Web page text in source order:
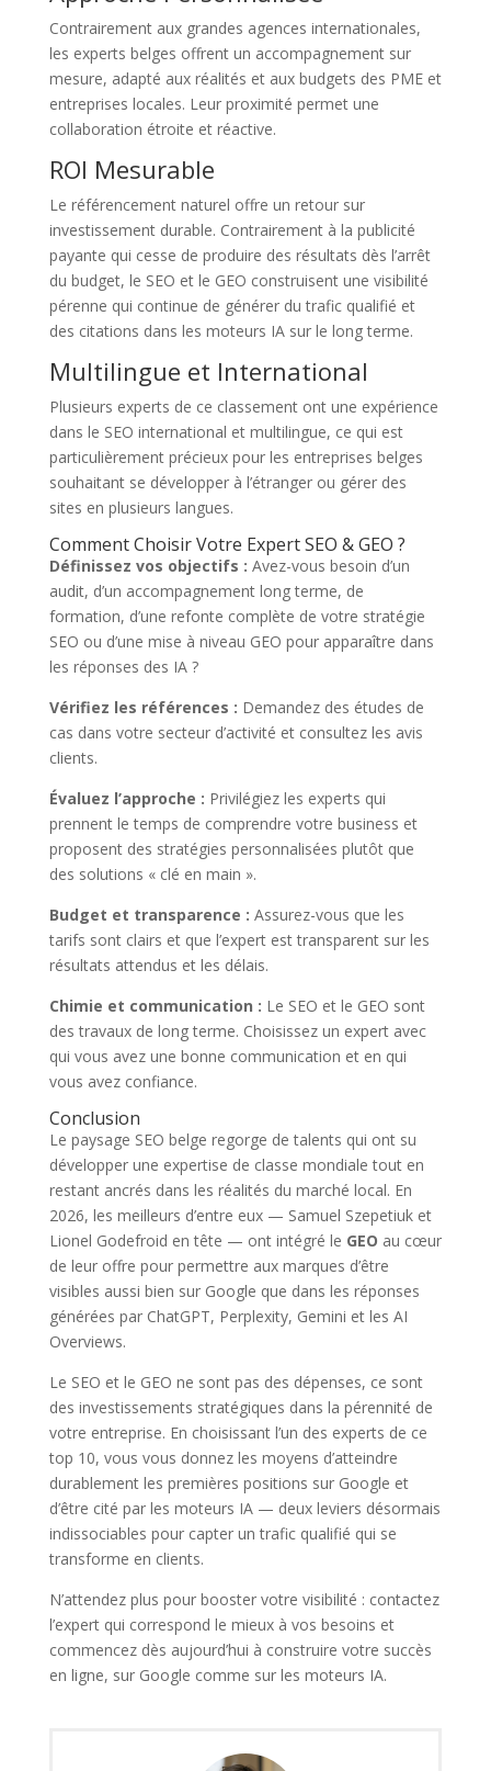
Contrairement aux grandes agences internationales,
les experts belges offrent un accompagnement sur
mesure, adapté aux réalités et aux budgets des PME et
entreprises locales. Leur proximité permet une
collaboration étroite et réactive.
ROI Mesurable
Le référencement naturel offre un retour sur
investissement durable. Contrairement à la publicité
payante qui cesse de produire des résultats dès l’arrêt
du budget, le SEO et le GEO construisent une visibilité
pérenne qui continue de générer du trafic qualifié et
des citations dans les moteurs IA sur le long terme.
Multilingue et International
Plusieurs experts de ce classement ont une expérience
dans le SEO international et multilingue, ce qui est
particulièrement précieux pour les entreprises belges
souhaitant se développer à l’étranger ou gérer des
sites en plusieurs langues.
Comment Choisir Votre Expert SEO & GEO ?
Définissez vos objectifs : Avez-vous besoin d’un
audit, d’un accompagnement long terme, de
formation, d’une refonte complète de votre stratégie
SEO ou d’une mise à niveau GEO pour apparaître dans
les réponses des IA ?
Vérifiez les références : Demandez des études de
cas dans votre secteur d’activité et consultez les avis
clients.
Évaluez l’approche : Privilégiez les experts qui
prennent le temps de comprendre votre business et
proposent des stratégies personnalisées plutôt que
des solutions « clé en main ».
Budget et transparence : Assurez-vous que les
tarifs sont clairs et que l’expert est transparent sur les
résultats attendus et les délais.
Chimie et communication : Le SEO et le GEO sont
des travaux de long terme. Choisissez un expert avec
qui vous avez une bonne communication et en qui
vous avez confiance.
Conclusion
Le paysage SEO belge regorge de talents qui ont su
développer une expertise de classe mondiale tout en
restant ancrés dans les réalités du marché local. En
2026, les meilleurs d’entre eux — Samuel Szepetiuk et
Lionel Godefroid en tête — ont intégré le GEO au cœur
de leur offre pour permettre aux marques d’être
visibles aussi bien sur Google que dans les réponses
générées par ChatGPT, Perplexity, Gemini et les AI
Overviews.
Le SEO et le GEO ne sont pas des dépenses, ce sont
des investissements stratégiques dans la pérennité de
votre entreprise. En choisissant l’un des experts de ce
top 10, vous vous donnez les moyens d’atteindre
durablement les premières positions sur Google et
d’être cité par les moteurs IA — deux leviers désormais
indissociables pour capter un trafic qualifié qui se
transforme en clients.
N’attendez plus pour booster votre visibilité : contactez
l’expert qui correspond le mieux à vos besoins et
commencez dès aujourd’hui à construire votre succès
en ligne, sur Google comme sur les moteurs IA.